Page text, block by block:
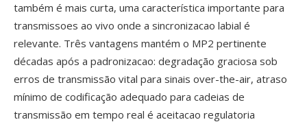
também é mais curta, uma característica importante para
transmissoes ao vivo onde a sincronizacao labial é
relevante. Três vantagens mantém o MP2 pertinente
décadas após a padronizacao: degradação graciosa sob
erros de transmissão vital para sinais over-the-air, atraso
mínimo de codificação adequado para cadeias de
transmissão em tempo real é aceitacao regulatoria